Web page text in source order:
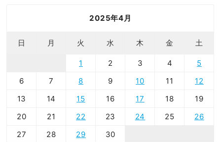
2025年4月
日 月 火 水 木 金 土
1 2 3 4
5
6
7 8 9 10 11
12
13
14 15 16 17 18
19
20
21 22 23 24 25
26
27
28 29 30